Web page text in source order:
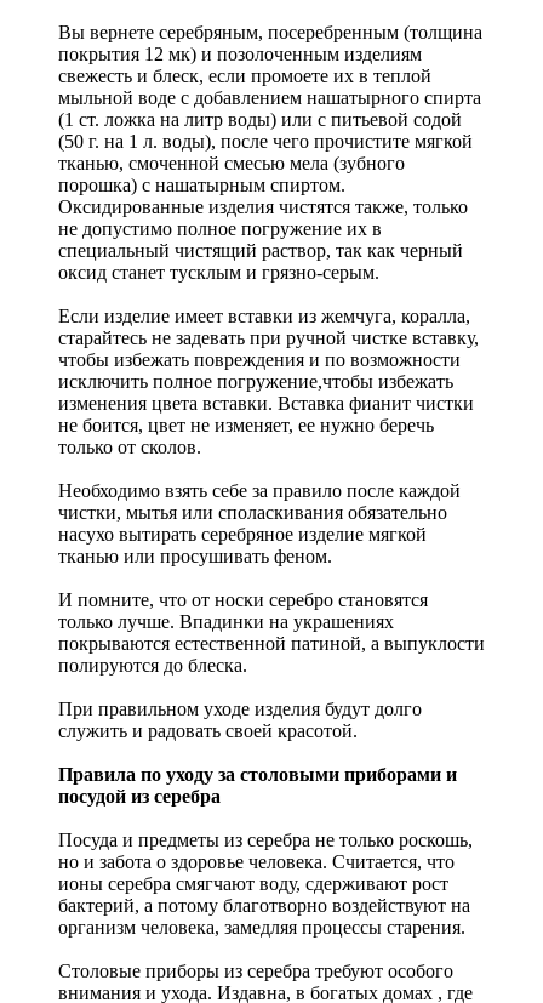
Вы вернете серебряным, посеребренным (толщина
покрытия 12 мк) и позолоченным изделиям
свежесть и блеск, если промоете их в теплой
мыльной воде с добавлением нашатырного спирта
(1 ст. ложка на литр воды) или с питьевой содой
(50 г. на 1 л. воды), после чего прочистите мягкой
тканью, смоченной смесью мела (зубного
порошка) с нашатырным спиртом.
Оксидированные изделия чистятся также, только
не допустимо полное погружение их в
специальный чистящий раствор, так как черный
оксид станет тусклым и грязно-серым.
Если изделие имеет вставки из жемчуга, коралла,
старайтесь не задевать при ручной чистке вставку,
чтобы избежать повреждения и по возможности
исключить полное погружение,чтобы избежать
изменения цвета вставки. Вставка фианит чистки
не боится, цвет не изменяет, ее нужно беречь
только от сколов.
Необходимо взять себе за правило после каждой
чистки, мытья или споласкивания обязательно
насухо вытирать серебряное изделие мягкой
тканью или просушивать феном.
И помните, что от носки серебро становятся
только лучше. Впадинки на украшениях
покрываются естественной патиной, а выпуклости
полируются до блеска.
При правильном уходе изделия будут долго
служить и радовать своей красотой.
Правила по уходу за столовыми приборами и
посудой из серебра
Посуда и предметы из серебра не только роскошь,
но и забота о здоровье человека. Считается, что
ионы серебра смягчают воду, сдерживают рост
бактерий, а потому благотворно воздействуют на
организм человека, замедляя процессы старения.
Столовые приборы из серебра требуют особого
внимания и ухода. Издавна, в богатых домах , где